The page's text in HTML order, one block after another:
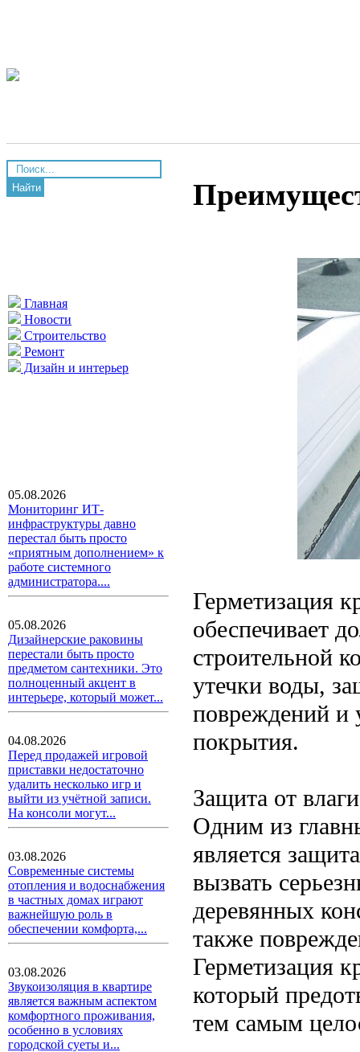
Найти
Главная
Новости
Строительство
Ремонт
Дизайн и интерьер
05.08.2026
Мониторинг ИТ-
инфраструктуры давно
перестал быть просто
«приятным дополнением» к
работе системного
администратора....
05.08.2026
Дизайнерские раковины
перестали быть просто
предметом сантехники. Это
полноценный акцент в
интерьере, который может...
04.08.2026
Перед продажей игровой
приставки недостаточно
удалить несколько игр и
выйти из учётной записи.
На консоли могут...
03.08.2026
Современные системы
отопления и водоснабжения
в частных домах играют
важнейшую роль в
обеспечении комфорта,...
03.08.2026
Звукоизоляция в квартире
является важным аспектом
комфортного проживания,
особенно в условиях
городской суеты и...
Герметизация
обеспечивает
строительной
утечки воды,
повреждений и
покрытия.
Защита от влаги
Одним из
является
вызвать
деревянных
также
Герметизация
который
тем самым